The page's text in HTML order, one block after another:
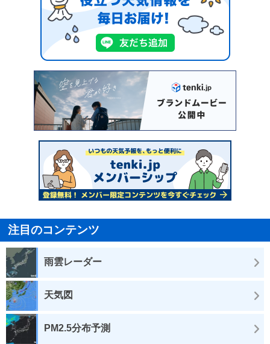
注目のコンテンツ
雨雲レーダー
天気図
PM2.5分布予測